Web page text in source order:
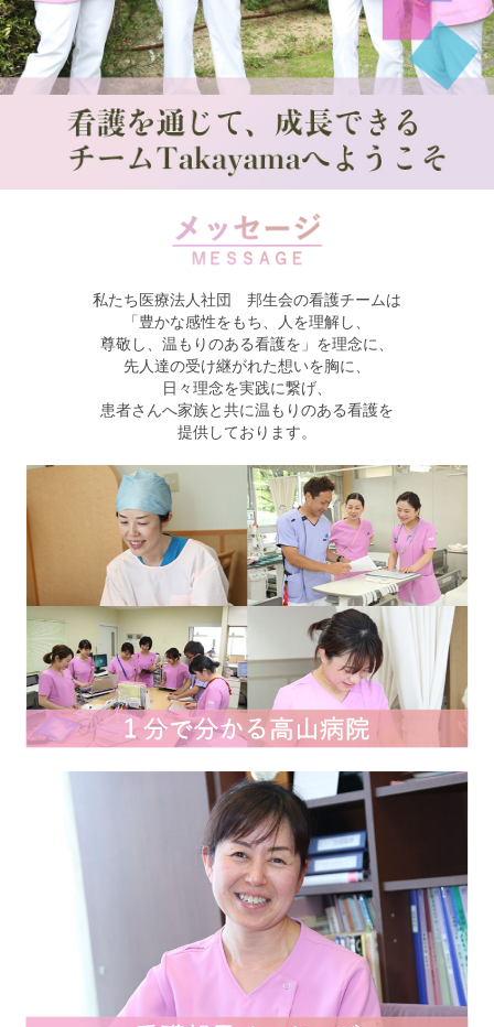
私たち医療法人社団 邦生会の看護チームは
「豊かな感性をもち、人を理解し、
尊敬し、温もりのある看護を」を理念に、
先人達の受け継がれた想いを胸に、
日々理念を実践に繋げ、
患者さんへ家族と共に温もりのある看護を
提供しております。